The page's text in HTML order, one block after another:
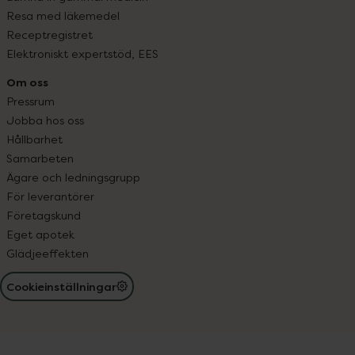
Resa med läkemedel
Receptregistret
Elektroniskt expertstöd, EES
Om oss
Pressrum
Jobba hos oss
Hållbarhet
Samarbeten
Ägare och ledningsgrupp
För leverantörer
Företagskund
Eget apotek
Glädjeeffekten
Cookieinställningar